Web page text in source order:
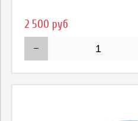
2 500 руб